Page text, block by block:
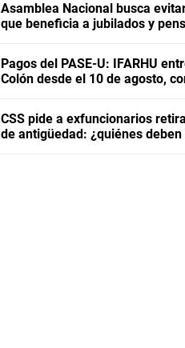
Asamblea Nacional busca
que beneficia a jubilados y
Pagos del PASE-U: IFARHU
Colón desde el 10 de agosto,
CSS pide a exfuncionarios
de antigüedad: ¿quiénes